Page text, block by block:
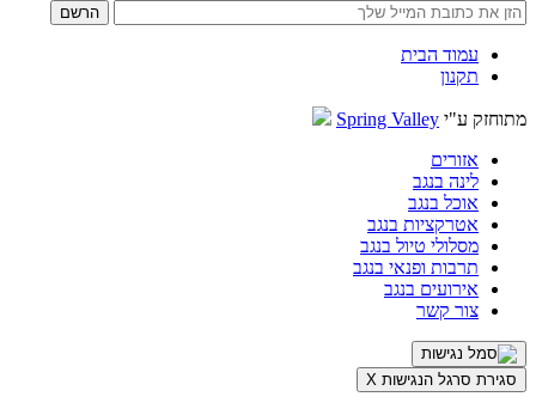
עמוד הבית
תקנון
מתוחזק ע"י Spring Valley
אזורים
לינה בנגב
אוכל בנגב
אטרקציות בנגב
מסלולי טיול בנגב
תרבות ופנאי בנגב
אירועים בנגב
צור קשר
סגירת סרגל הנגישות X